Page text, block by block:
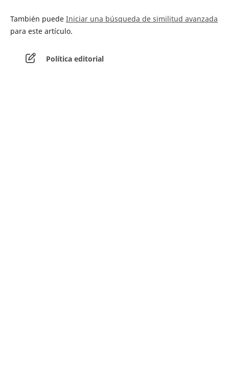
También puede Iniciar una búsqueda de similitud avanzada
para este artículo.
Política editorial